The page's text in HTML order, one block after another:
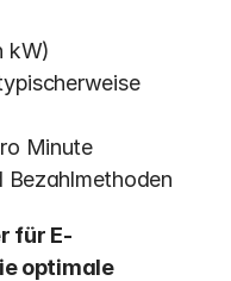
kW)
Minute
für E-
optimale